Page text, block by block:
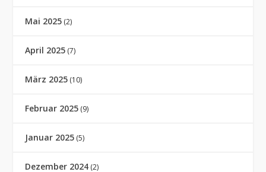
Mai 2025 (2)
April 2025 (7)
März 2025 (10)
Februar 2025 (9)
Januar 2025 (5)
Dezember 2024 (2)